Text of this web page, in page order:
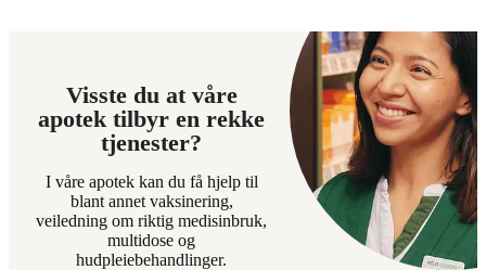
Visste du at våre
apotek tilbyr en rekke
tjenester?
I våre apotek kan du få hjelp til
blant annet vaksinering,
veiledning om riktig medisinbruk,
multidose og
hudpleiebehandlinger.